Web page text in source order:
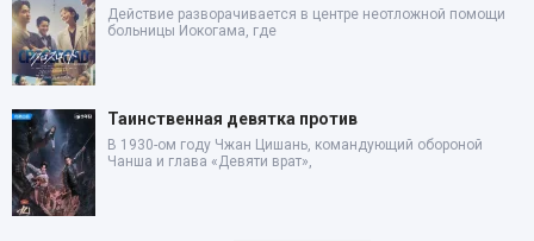
Действие разворачивается в центре неотложной помощи
больницы Иокогама, где
Таинственная девятка против
В 1930-ом году Чжан Цишань, командующий обороной
Чанша и глава «Девяти врат»,